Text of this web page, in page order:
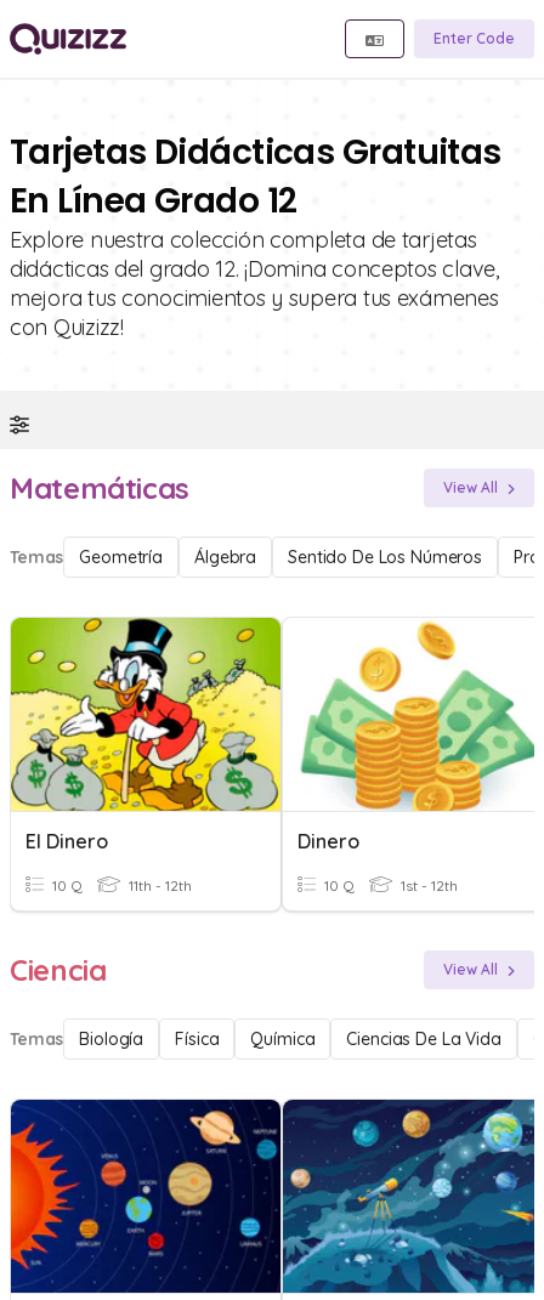
Enter Code
Tarjetas Didácticas Gratuitas
En Línea Grado 12
Explore nuestra colección completa de tarjetas
didácticas del grado 12. ¡Domina conceptos clave,
mejora tus conocimientos y supera tus exámenes
con Quizizz!
Matemáticas View All
Temas Geometría Álgebra Sentido De Los Números
El Dinero
10 Q 11th - 12th
Dinero
10 Q 1st - 12th
Ciencia View All
Temas Biología Física Química Ciencias De La Vida